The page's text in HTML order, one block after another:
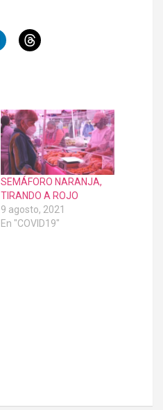
SEMÁFORO NARANJA,
TIRANDO A ROJO
9 agosto, 2021
En "COVID19"